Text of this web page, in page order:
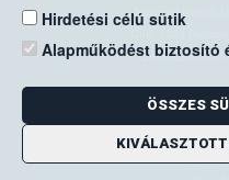
Hirdetési célú sütik
Alapműködést biztosító
ÖSSZES
Nemzeti
Levelezési cím:
E-mail:
Zöld
Telefon: